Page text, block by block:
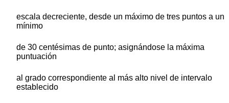
escala decreciente, desde un máximo de tres puntos a un
mínimo
de 30 centésimas de punto; asignándose la máxima
puntuación
al grado correspondiente al más alto nivel de intervalo
establecido